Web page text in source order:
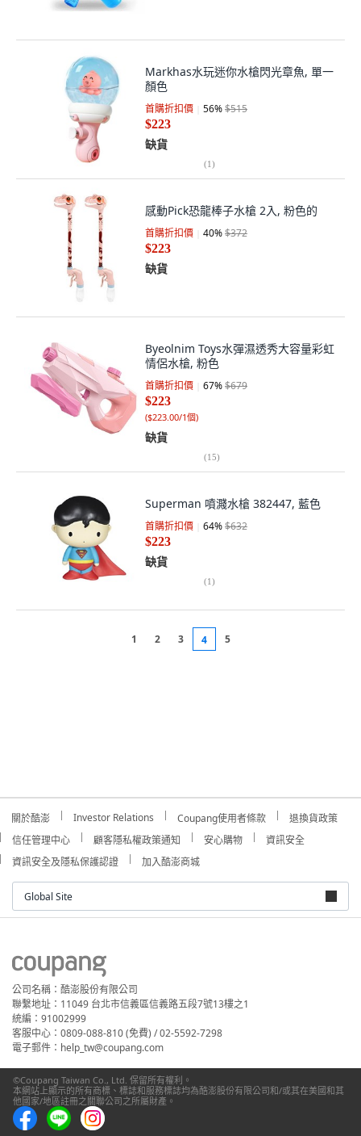
Markhas水玩迷你水槍閃光章魚, 單一
顏色
首購折扣價 56%$515
$223
缺貨
(1)
感動Pick恐龍棒子水槍 2入, 粉色的
首購折扣價 40%$372
$223
缺貨
Byeolnim Toys水彈濕透秀大容量彩虹
情侶水槍, 粉色
首購折扣價 67%$679
$223
($223.00/1個)
缺貨
(15)
Superman 噴濺水槍 382447, 藍色
首購折扣價 64%$632
$223
缺貨
(1)
1 2 3 4 5
關於酷澎 Investor Relations Coupang使用者條款
退換貨政策
信任管理中心
顧客隱私權政策通知 安心購物
資訊安全
資訊安全及隱私保護認證
加入酷澎商城
Global Site
公司名稱：酷澎股份有限公司
聯繫地址：11049 台北市信義區信義路五段7號13樓之1
統編：91002999
客服中心：0809-088-810 (免費) / 02-5592-7298
電子郵件：help_tw@coupang.com
©Coupang Taiwan Co., Ltd. 保留所有權利。
本網站上顯示的所有商標、標誌和服務標誌均為酷澎股份有限公司和/或其在美國和其
他國家/地區註冊之關聯公司之所屬財產。